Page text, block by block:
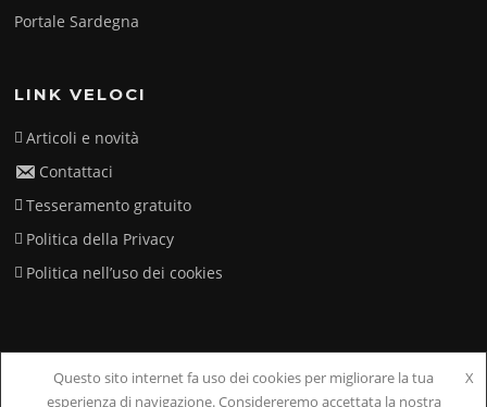
Portale Sardegna
LINK VELOCI
Articoli e novità
Contattaci
Tesseramento gratuito
Politica della Privacy
Politica nell’uso dei cookies
Copyright © 2026 Musicare. Tutti i diritti riservati.
Questo sito internet fa uso dei cookies per migliorare la tua
esperienza di navigazione. Considereremo accettata la nostra
X